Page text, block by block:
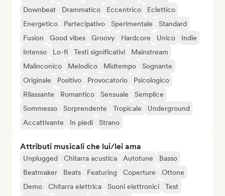
Downbeat
Drammatico Eccentrico
Eclettico
Energetico
Partecipativo Sperimentale
Standard
Fusion
Good vibes Groovy Hardcore Unico
Indie
Intenso
Lo-fi Testi significativi
Mainstream
Malinconico
Melodico Midtempo
Sognante
Originale
Positivo Provocatorio
Psicologico
Rilassante
Romantico Sensuale
Semplice
Sommesso
Sorprendente Tropicale
Underground
Accattivante
In piedi Strano
Attributi musicali che lui/lei ama
Unplugged Chitarra acustica Autotune
Basso
Beatmaker
Beats Featuring Coperture
Ottone
Demo
Chitarra elettrica Suoni elettronici
Test